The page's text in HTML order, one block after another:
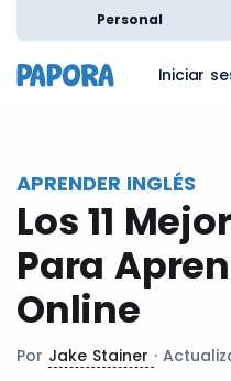
Personal
Iniciar
APRENDER INGLÉS
Los 11
Para
Online
Por Jake Stainer ·